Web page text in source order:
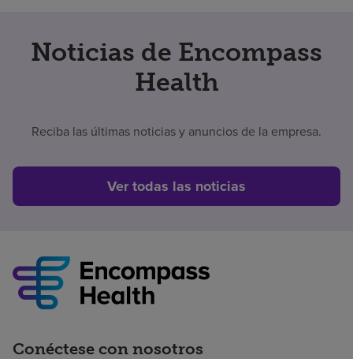
Noticias de Encompass
Health
Reciba las últimas noticias y anuncios de la empresa.
Ver todas las noticias
Conéctese con nosotros